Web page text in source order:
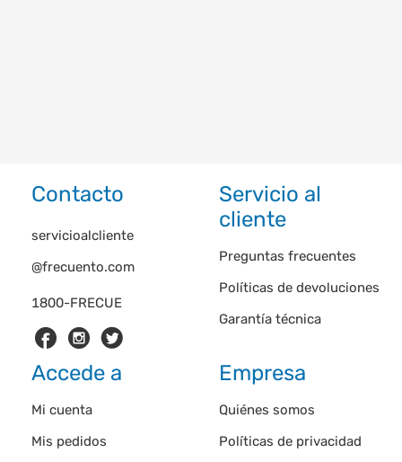
Contacto
1800-FRECUE
servicioalcliente
@frecuento.com
Servicio al
cliente
Preguntas frecuentes
Políticas de devoluciones
Garantía técnica
Accede a
Mi cuenta
Mis pedidos
Empresa
Quiénes somos
Políticas de privacidad